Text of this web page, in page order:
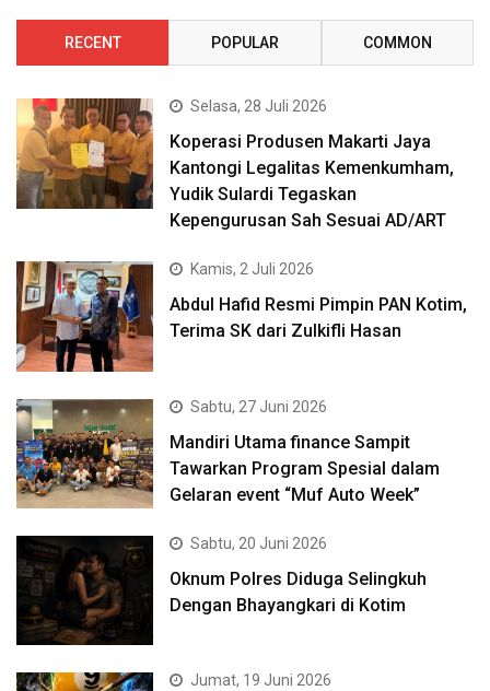
RECENT POPULAR COMMON
Selasa, 28 Juli 2026
Koperasi Produsen Makarti Jaya
Kantongi Legalitas Kemenkumham,
Yudik Sulardi Tegaskan
Kepengurusan Sah Sesuai AD/ART
Kamis, 2 Juli 2026
Abdul Hafid Resmi Pimpin PAN Kotim,
Terima SK dari Zulkifli Hasan
Sabtu, 27 Juni 2026
Mandiri Utama finance Sampit
Tawarkan Program Spesial dalam
Gelaran event “Muf Auto Week”
Sabtu, 20 Juni 2026
Oknum Polres Diduga Selingkuh
Dengan Bhayangkari di Kotim
Jumat, 19 Juni 2026